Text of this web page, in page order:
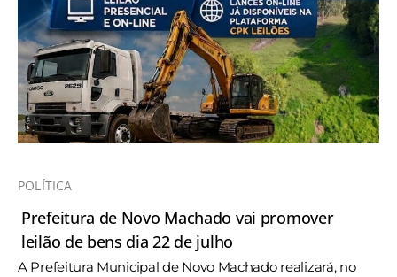
POLÍTICA
Prefeitura de Novo Machado vai promover
leilão de bens dia 22 de julho
A Prefeitura Municipal de Novo Machado realizará, no